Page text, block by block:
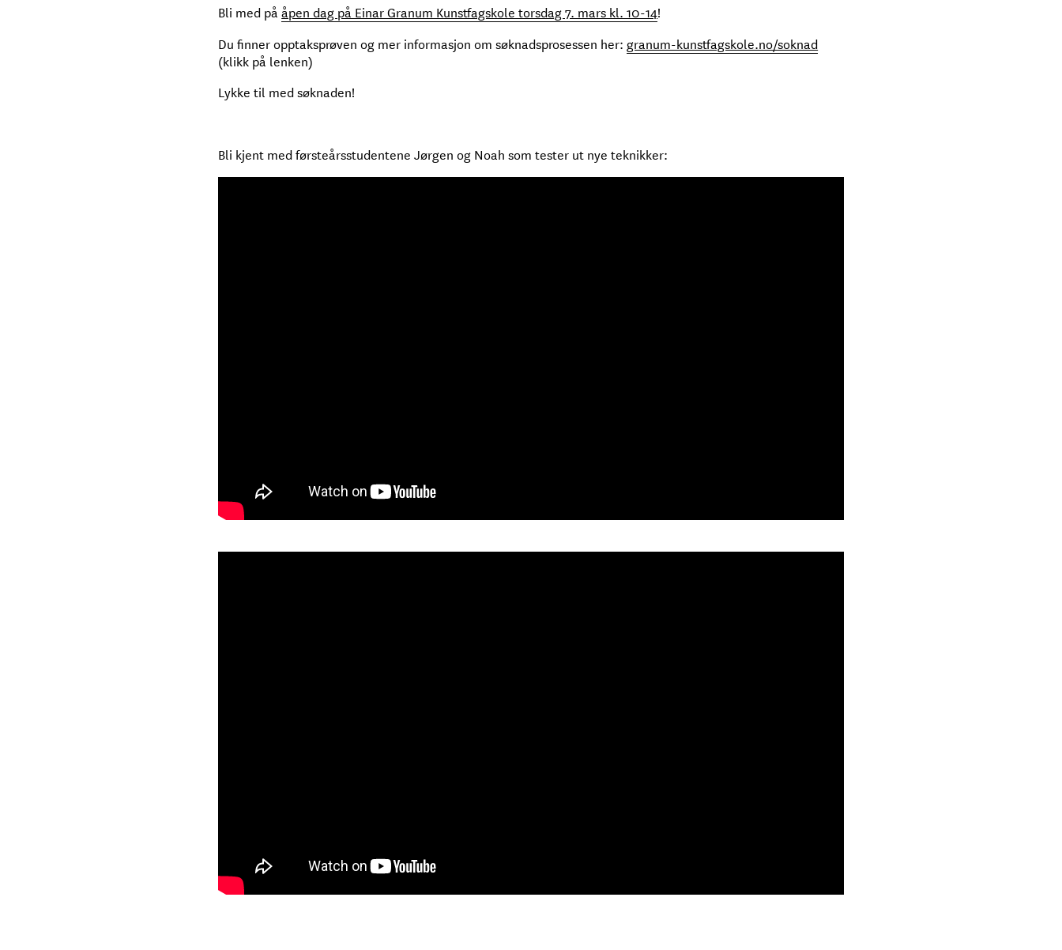
Bli med pååpen dag på Einar Granum Kunstfagskole torsdag 7. mars kl. 10-14!
Du finner opptaksprøven og mer informasjon om søknadsprosessen her:granum-kunstfagskole.no/soknad
(klikk på lenken)
Lykke til med søknaden!
Bli kjent med førsteårsstudentene Jørgen og Noah som tester ut nye teknikker: